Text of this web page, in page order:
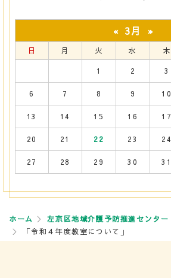
« 3月 »
日 月 火 水 木
1 2 3
6 7 8 9 10
13 14 15 16 17
20 21 22 23 24
27 28 29 30 31
ホーム 左京区地域介護予防推進センター
「令和４年度教室について」